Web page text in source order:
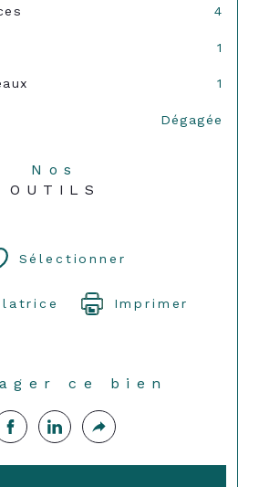
4
1
1
Dégagée
Nos
OUTILS
Sélectionner
Imprimer
ce bien